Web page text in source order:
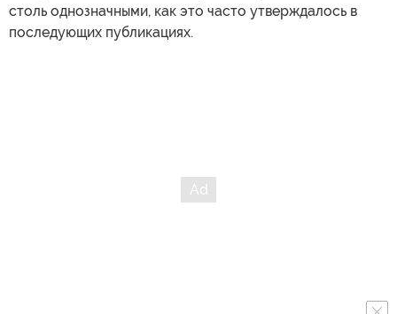
столь однозначными, как это часто утверждалось в
последующих публикациях.